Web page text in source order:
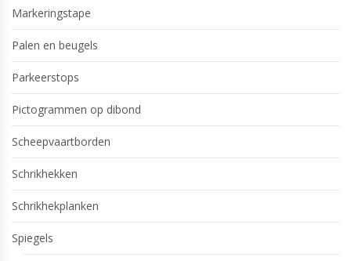
Markeringstape
Palen en beugels
Parkeerstops
Pictogrammen op dibond
Scheepvaartborden
Schrikhekken
Schrikhekplanken
Spiegels